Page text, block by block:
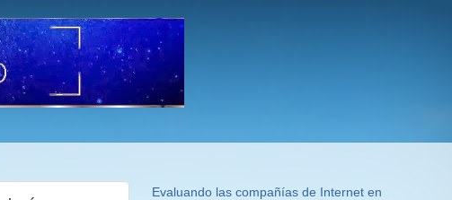
Evaluando las compañías de Internet en